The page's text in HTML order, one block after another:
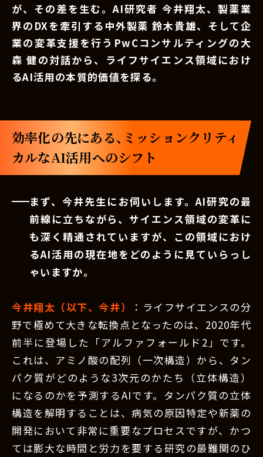
が、その差を生む。AI研究者 今井翔太、製薬業
界のDXを牽引する中外製薬 鈴木貴雄、そして企
業の変革支援を行うPwCコンサルティングの大
森 健の対話から、ライフサイエンス領域におけ
るAI活用の本質的価値を探る。
効率化の先にある、ミッションクリティ
カルなAI活用へのシフト
まず、今井先生にお伺いします。AI研究の最
前線に立ちながら、サイエンス領域の変革に
も深く精通されていますが、この領域におけ
るAI活用の現在地をどのように見ていらっし
ゃいますか。
今井翔太（以下、今井）
：ライフサイエンスの分
野で極めて大きな転換点となったのは、2020年代
前半に登場した「アルファフォールド2」です。
これは、アミノ酸の配列（一次構造）から、タン
パク質がどのような3次元のかたち（立体構造）
になるのかを予測するAIです。タンパク質の立体
構造を解明することは、病気の原因特定や新薬の
開発において非常に重要なプロセスですが、かつ
ては膨大な時間と労力を要する研究の最難関のひ